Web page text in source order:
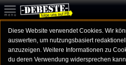
Diese Website verwendet Cookies. Wir
auswerten, um nutzungsbasiert
anzuzeigen. Weitere Informationen zu
du deren Verwendung widersprechen